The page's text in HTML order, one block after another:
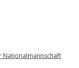
Nationalmannschaft